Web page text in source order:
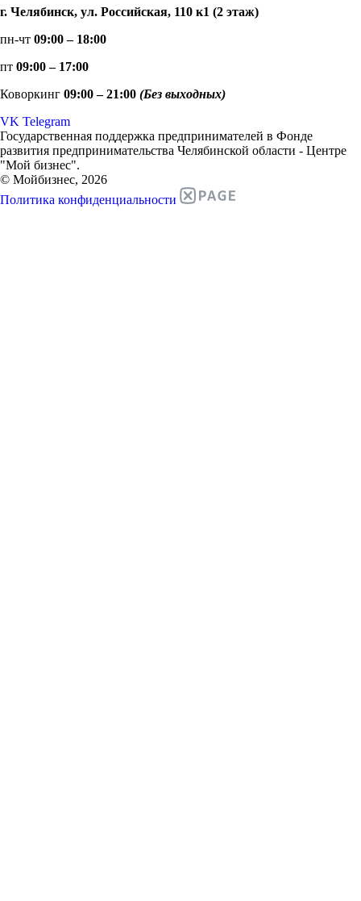
г. Челябинск, ул. Российская, 110 к1 (2 этаж)
пн-чт 09:00 – 18:00
пт 09:00 – 17:00
Коворкинг 09:00 – 21:00 (Без выходных)
VK Telegram
Государственная поддержка предпринимателей в Фонде
развития предпринимательства Челябинской области - Центре
"Мой бизнес".
© Мойбизнес, 2026
Политика конфиденциальности